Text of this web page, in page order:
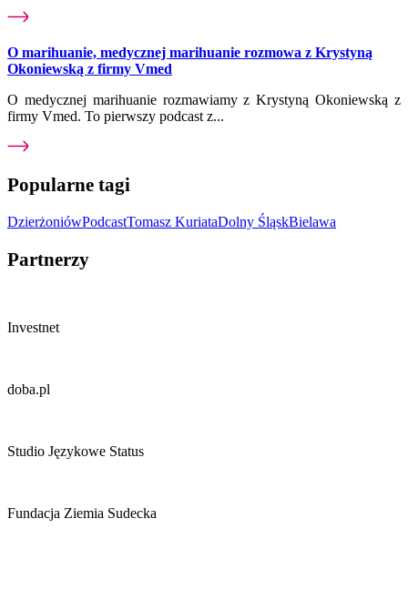
O marihuanie, medycznej marihuanie rozmowa z Krystyną
Okoniewską z firmy Vmed
O medycznej marihuanie rozmawiamy z Krystyną Okoniewską z
firmy Vmed. To pierwszy podcast z...
Popularne tagi
DzierżoniówPodcastTomasz KuriataDolny ŚląskBielawa
Partnerzy
Investnet
doba.pl
Studio Językowe Status
Fundacja Ziemia Sudecka